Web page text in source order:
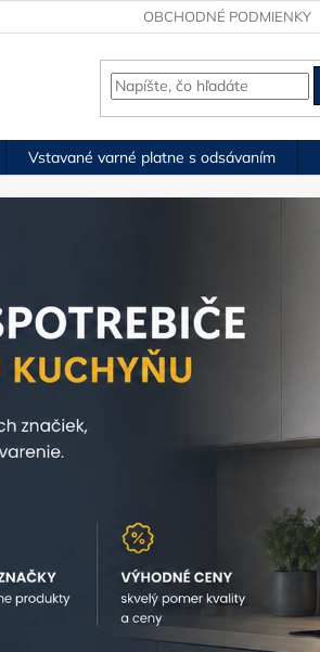
OBCHODNÉ PODMIENKY
Vstavané varné platne s odsávaním